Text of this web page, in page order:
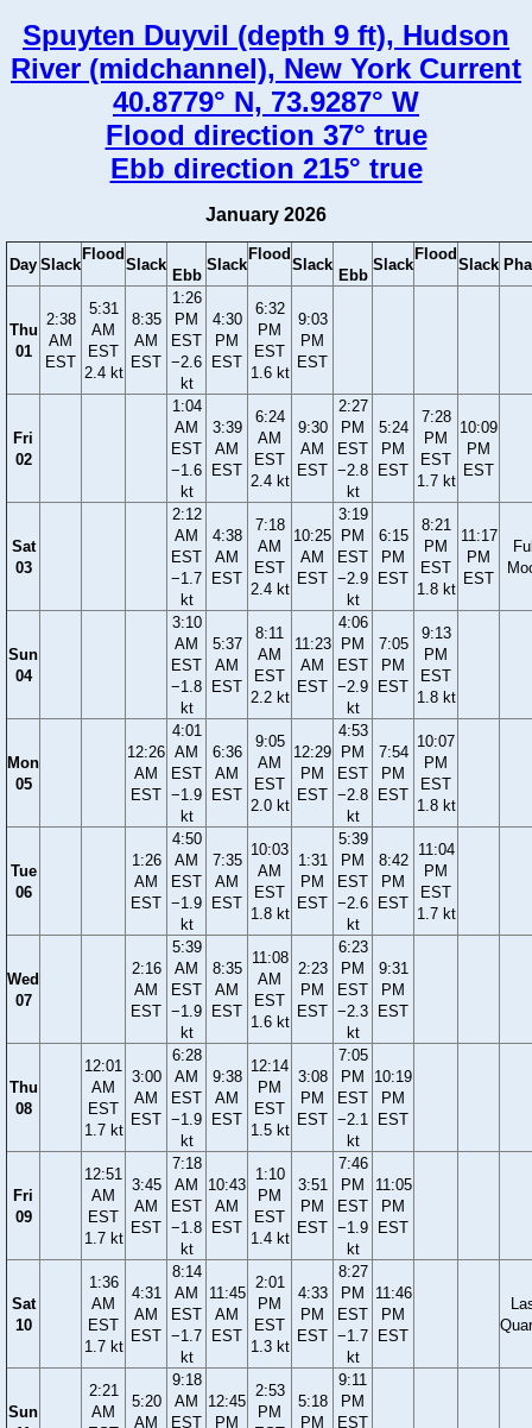
Spuyten Duyvil (depth 9 ft), Hudson
River (midchannel), New York Current
40.8779° N, 73.9287° W
Flood direction 37° true
Ebb direction 215° true
January 2026
Day Slack
Flood
Slack
Ebb
Slack
Flood
Slack
Ebb
Slack
Flood
Slack
Thu
01
2:38
AM
EST
5:31
AM
EST
2.4 kt
8:35
AM
EST
1:26
PM
EST
−2.6
kt
4:30
PM
EST
6:32
PM
EST
1.6 kt
9:03
PM
EST
Fri
02
1:04
AM
EST
−1.6
kt
3:39
AM
EST
6:24
AM
EST
2.4 kt
9:30
AM
EST
2:27
PM
EST
−2.8
kt
5:24
PM
EST
7:28
PM
EST
1.7 kt
10:09
PM
EST
Sat
03
2:12
AM
EST
−1.7
kt
4:38
AM
EST
7:18
AM
EST
2.4 kt
10:25
AM
EST
3:19
PM
EST
−2.9
kt
6:15
PM
EST
8:21
PM
EST
1.8 kt
11:17
PM
EST
Sun
04
3:10
AM
EST
−1.8
kt
5:37
AM
EST
8:11
AM
EST
2.2 kt
11:23
AM
EST
4:06
PM
EST
−2.9
kt
7:05
PM
EST
9:13
PM
EST
1.8 kt
Mon
05
12:26
AM
EST
4:01
AM
EST
−1.9
kt
6:36
AM
EST
9:05
AM
EST
2.0 kt
12:29
PM
EST
4:53
PM
EST
−2.8
kt
7:54
PM
EST
10:07
PM
EST
1.8 kt
Tue
06
1:26
AM
EST
4:50
AM
EST
−1.9
kt
7:35
AM
EST
10:03
AM
EST
1.8 kt
1:31
PM
EST
5:39
PM
EST
−2.6
kt
8:42
PM
EST
11:04
PM
EST
1.7 kt
Wed
07
2:16
AM
EST
5:39
AM
EST
−1.9
kt
8:35
AM
EST
11:08
AM
EST
1.6 kt
2:23
PM
EST
6:23
PM
EST
−2.3
kt
9:31
PM
EST
Thu
08
12:01
AM
EST
1.7 kt
3:00
AM
EST
6:28
AM
EST
−1.9
kt
9:38
AM
EST
12:14
PM
EST
1.5 kt
3:08
PM
EST
7:05
PM
EST
−2.1
kt
10:19
PM
EST
Fri
09
12:51
AM
EST
1.7 kt
3:45
AM
EST
7:18
AM
EST
−1.8
kt
10:43
AM
EST
1:10
PM
EST
1.4 kt
3:51
PM
EST
7:46
PM
EST
−1.9
kt
11:05
PM
EST
Sat
10
1:36
AM
EST
1.7 kt
4:31
AM
EST
8:14
AM
EST
−1.7
kt
11:45
AM
EST
2:01
PM
EST
1.3 kt
4:33
PM
EST
8:27
PM
EST
−1.7
kt
11:46
PM
EST
Sun
2:21
AM
5:20
AM
9:18
AM
EST
12:45
PM
2:53
PM
5:18
PM
9:11
PM
EST